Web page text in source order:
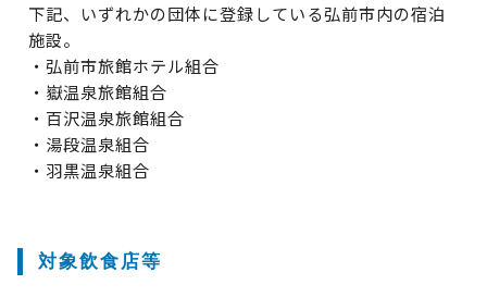
下記、いずれかの団体に登録している弘前市内の宿泊
施設。
・弘前市旅館ホテル組合
・嶽温泉旅館組合
・百沢温泉旅館組合
・湯段温泉組合
・羽黒温泉組合
対象飲食店等